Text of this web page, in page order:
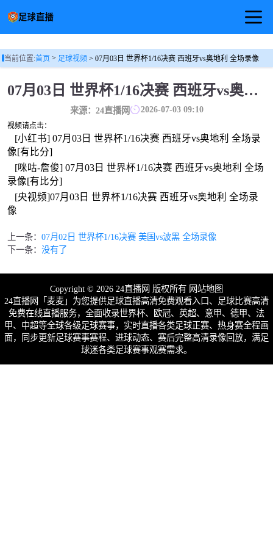
首页
足球视频
当前位置:首页> 足球视频 > 07月03日 世界杯1/16决赛 西班牙vs奥地利 全场录像
07月03日 世界杯1/16决赛 西班牙vs奥地利 全场录像
来源：24直播网 2026-07-03 09:10
视频请点击：
[小红书] 07月03日 世界杯1/16决赛 西班牙vs奥地利 全场录
像[有比分]
[咪咕-詹俊] 07月03日 世界杯1/16决赛 西班牙vs奥地利 全场
录像[有比分]
[央视频]07月03日 世界杯1/16决赛 西班牙vs奥地利 全场录
像
上一条： 07月02日 世界杯1/16决赛 美国vs波黑 全场录像
下一条： 没有了
Copyright © 2026 24直播网 版权所有 网站地图
24直播网「麦麦」为您提供足球直播高清免费观看入口、足球比赛高清
免费在线直播服务，全面收录世界杯、欧冠、英超、意甲、德甲、法
甲、中超等全球各级足球赛事，实时直播各类足球正赛、热身赛全程画
面，同步更新足球赛事赛程、进球动态、赛后完整高清录像回放，满足
球迷各类足球赛事观赛需求。